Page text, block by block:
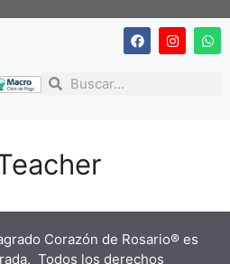
Corazón de Rosario® es
Todos los derechos